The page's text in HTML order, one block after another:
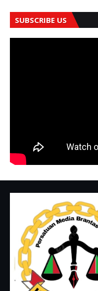
SUBSCRIBE US